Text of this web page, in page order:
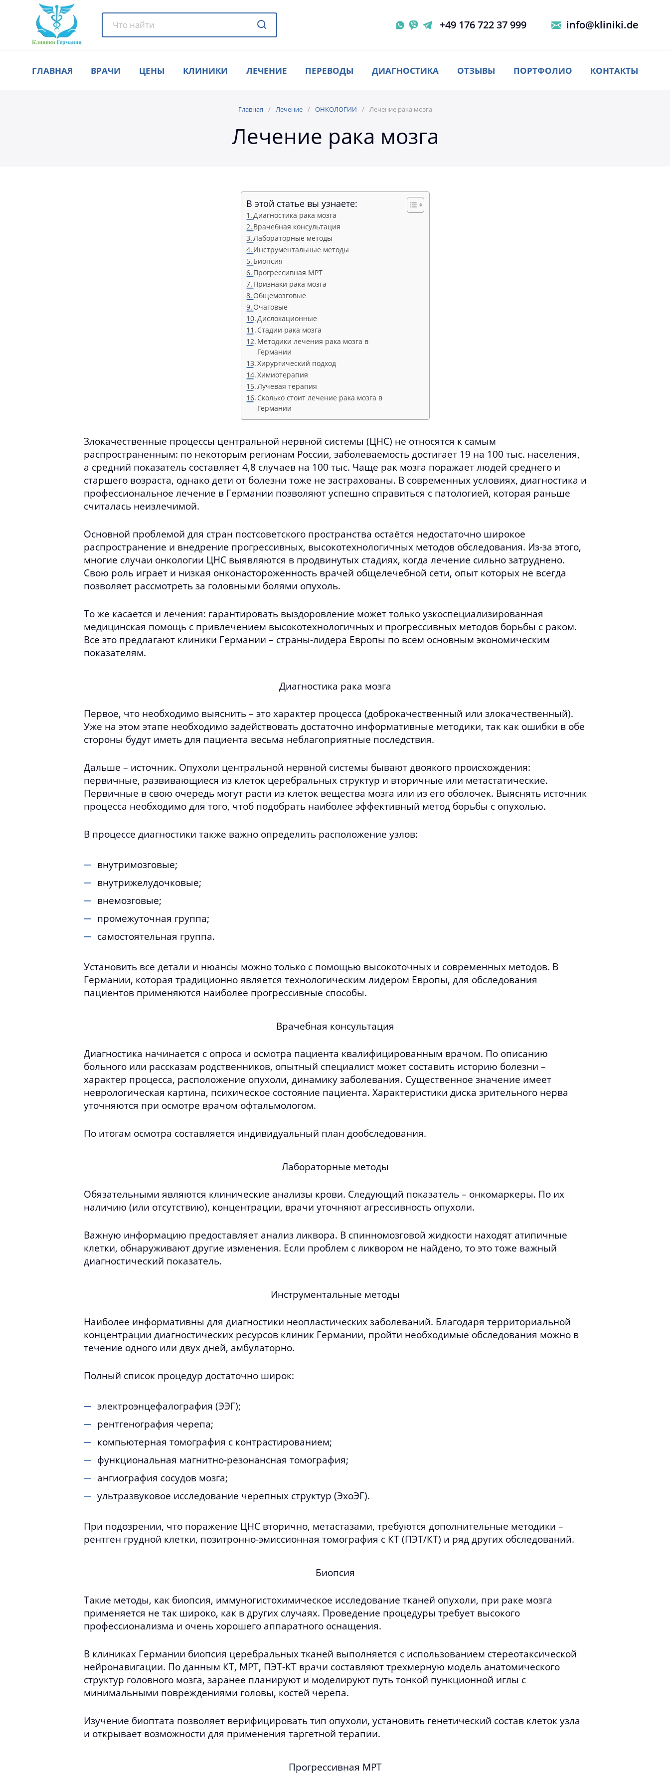
+49 176 722 37 999 info@kliniki.de
ГЛАВНАЯ ВРАЧИ ЦЕНЫ КЛИНИКИ ЛЕЧЕНИЕ ПЕРЕВОДЫ ДИАГНОСТИКА ОТЗЫВЫ ПОРТФОЛИО КОНТАКТЫ
Главная Лечение ОНКОЛОГИИ Лечение рака мозга
Лечение рака мозга
В этой статье вы узнаете:
Диагностика рака мозга
Врачебная консультация
Лабораторные методы
Инструментальные методы
Биопсия
Прогрессивная МРТ
Признаки рака мозга
Общемозговые
Очаговые
Дислокационные
Стадии рака мозга
Методики лечения рака мозга в
Германии
Хирургический подход
Химиотерапия
Лучевая терапия
Сколько стоит лечение рака мозга в
Германии
Злокачественные процессы центральной нервной системы (ЦНС) не относятся к самым
распространенным: по некоторым регионам России, заболеваемость достигает 19 на 100 тыс. населения,
а средний показатель составляет 4,8 случаев на 100 тыс. Чаще рак мозга поражает людей среднего и
старшего возраста, однако дети от болезни тоже не застрахованы. В современных условиях, диагностика и
профессиональное лечение в Германии позволяют успешно справиться с патологией, которая раньше
считалась неизлечимой.
Основной проблемой для стран постсоветского пространства остаётся недостаточно широкое
распространение и внедрение прогрессивных, высокотехнологичных методов обследования. Из-за этого,
многие случаи онкологии ЦНС выявляются в продвинутых стадиях, когда лечение сильно затруднено.
Свою роль играет и низкая онконастороженность врачей общелечебной сети, опыт которых не всегда
позволяет рассмотреть за головными болями опухоль.
То же касается и лечения: гарантировать выздоровление может только узкоспециализированная
медицинская помощь с привлечением высокотехнологичных и прогрессивных методов борьбы с раком.
Все это предлагают клиники Германии – страны-лидера Европы по всем основным экономическим
показателям.
Диагностика рака мозга
Первое, что необходимо выяснить – это характер процесса (доброкачественный или злокачественный).
Уже на этом этапе необходимо задействовать достаточно информативные методики, так как ошибки в обе
стороны будут иметь для пациента весьма неблагоприятные последствия.
Дальше – источник. Опухоли центральной нервной системы бывают двоякого происхождения:
первичные, развивающиеся из клеток церебральных структур и вторичные или метастатические.
Первичные в свою очередь могут расти из клеток вещества мозга или из его оболочек. Выяснять источник
процесса необходимо для того, чтоб подобрать наиболее эффективный метод борьбы с опухолью.
В процессе диагностики также важно определить расположение узлов:
внутримозговые;
внутрижелудочковые;
внемозговые;
промежуточная группа;
самостоятельная группа.
Установить все детали и нюансы можно только с помощью высокоточных и современных методов. В
Германии, которая традиционно является технологическим лидером Европы, для обследования
пациентов применяются наиболее прогрессивные способы.
Врачебная консультация
Диагностика начинается с опроса и осмотра пациента квалифицированным врачом. По описанию
больного или рассказам родственников, опытный специалист может составить историю болезни –
характер процесса, расположение опухоли, динамику заболевания. Существенное значение имеет
неврологическая картина, психическое состояние пациента. Характеристики диска зрительного нерва
уточняются при осмотре врачом офтальмологом.
По итогам осмотра составляется индивидуальный план дообследования.
Лабораторные методы
Обязательными являются клинические анализы крови. Следующий показатель – онкомаркеры. По их
наличию (или отсутствию), концентрации, врачи уточняют агрессивность опухоли.
Важную информацию предоставляет анализ ликвора. В спинномозговой жидкости находят атипичные
клетки, обнаруживают другие изменения. Если проблем с ликвором не найдено, то это тоже важный
диагностический показатель.
Инструментальные методы
Наиболее информативны для диагностики неопластических заболеваний. Благодаря территориальной
концентрации диагностических ресурсов клиник Германии, пройти необходимые обследования можно в
течение одного или двух дней, амбулаторно.
Полный список процедур достаточно широк:
электроэнцефалография (ЭЭГ);
рентгенография черепа;
компьютерная томография с контрастированием;
функциональная магнитно-резонансная томография;
ангиография сосудов мозга;
ультразвуковое исследование черепных структур (ЭхоЭГ).
При подозрении, что поражение ЦНС вторично, метастазами, требуются дополнительные методики –
рентген грудной клетки, позитронно-эмиссионная томография с КТ (ПЭТ/КТ) и ряд других обследований.
Биопсия
Такие методы, как биопсия, иммуногистохимическое исследование тканей опухоли, при раке мозга
применяется не так широко, как в других случаях. Проведение процедуры требует высокого
профессионализма и очень хорошего аппаратного оснащения.
В клиниках Германии биопсия церебральных тканей выполняется с использованием стереотаксической
нейронавигации. По данным КТ, МРТ, ПЭТ-КТ врачи составляют трехмерную модель анатомического
структур головного мозга, заранее планируют и моделируют путь тонкой пункционной иглы с
минимальными повреждениями головы, костей черепа.
Изучение биоптата позволяет верифицировать тип опухоли, установить генетический состав клеток узла
и открывает возможности для применения таргетной терапии.
Прогрессивная МРТ